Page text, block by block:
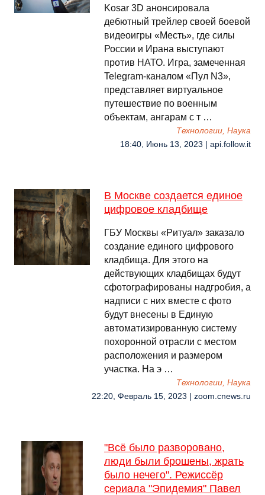
Kosar 3D анонсировала
дебютный трейлер своей боевой
видеоигры «Месть», где силы
России и Ирана выступают
против НАТО. Игра, замеченная
Telegram-каналом «Пул N3»,
представляет виртуальное
путешествие по военным
объектам, ангарам с т …
Технологии, Наука
18:40, Июнь 13, 2023 | api.follow.it
В Москве создается единое
цифровое кладбище
ГБУ Москвы «Ритуал» заказало
создание единого цифрового
кладбища. Для этого на
действующих кладбищах будут
сфотографированы надгробия, а
надписи с них вместе с фото
будут внесены в Единую
автоматизированную систему
похоронной отрасли с местом
расположения и размером
участка. На э …
Технологии, Наука
22:20, Февраль 15, 2023 | zoom.cnews.ru
"Всё было разворовано,
люди были брошены, жрать
было нечего". Режиссёр
сериала "Эпидемия" Павел